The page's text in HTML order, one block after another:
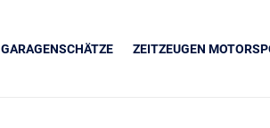
GARAGENSCHÄTZE ZEITZEUGEN